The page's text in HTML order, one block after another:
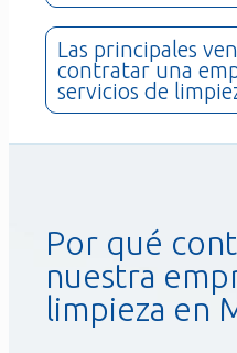
Las principales
contratar una
servicios de
Por qué
nuestra
limpieza en